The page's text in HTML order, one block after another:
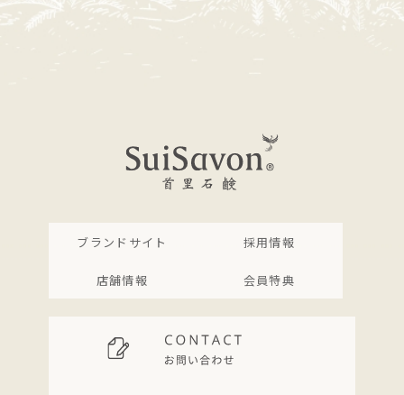
ブランドサイト 採用情報
店舗情報 会員特典